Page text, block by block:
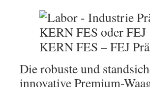
KERN FES – FEJ
Die robuste und
innovative Premium-